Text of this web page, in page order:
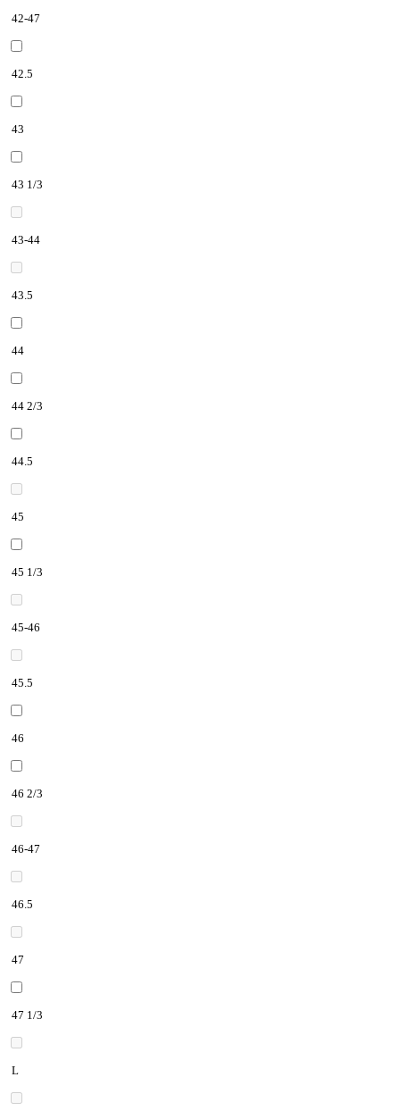
42-47
42.5
43
43 1/3
43-44
43.5
44
44 2/3
44.5
45
45 1/3
45-46
45.5
46
46 2/3
46-47
46.5
47
47 1/3
L